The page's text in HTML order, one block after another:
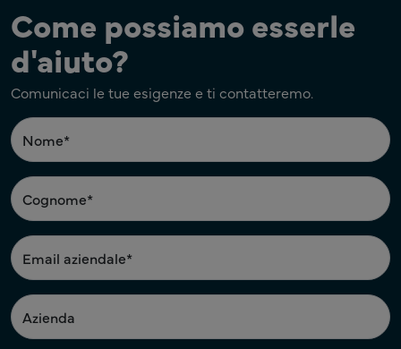
Come possiamo esserle
d'aiuto?
Comunicaci le tue esigenze e ti contatteremo.